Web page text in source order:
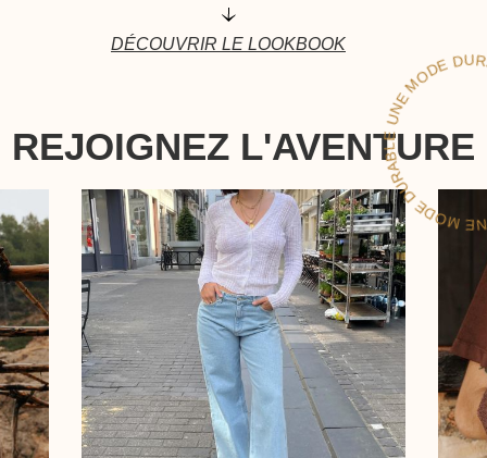
DÉCOUVRIR LE LOOKBOOK
REJOIGNEZ L'AVENTURE